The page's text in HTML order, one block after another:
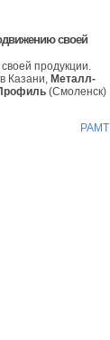
своей
продукции.
Казани, Металл-
(Смоленск)
РАМТ